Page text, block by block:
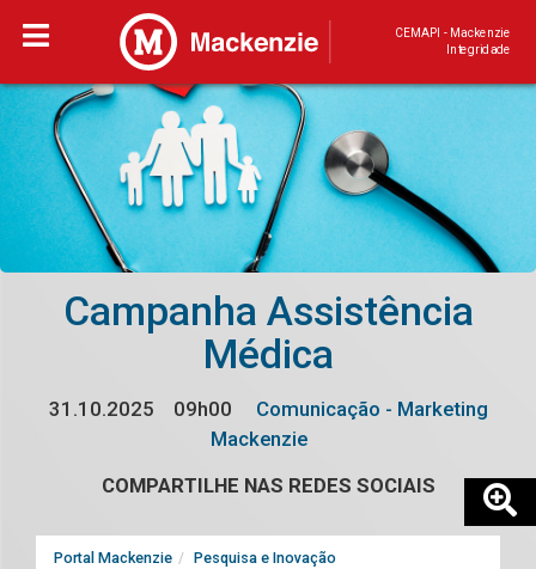
CEMAPI - Mackenzie
Integridade
Campanha Assistência
Médica
31.10.2025 09h00
Comunicação - Marketing
Mackenzie
COMPARTILHE NAS REDES SOCIAIS
Portal Mackenzie
Pesquisa e Inovação